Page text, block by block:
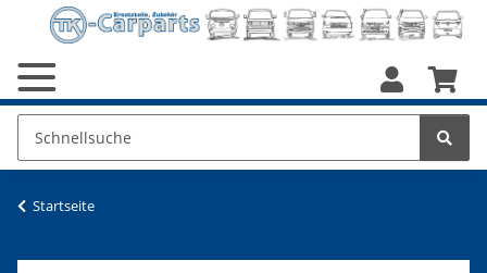
Startseite